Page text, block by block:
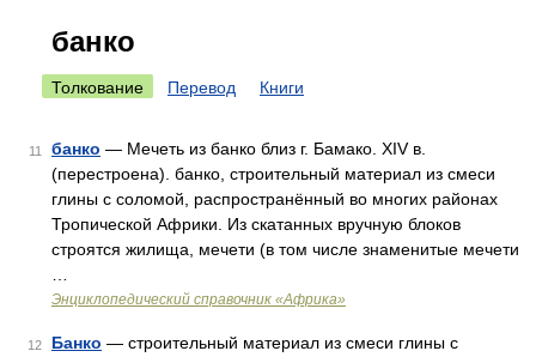
банко
Толкование Перевод Книги
11 банко — Мечеть из банко близ г. Бамако. XIV в.
(перестроена). банко, строительный материал из смеси
глины с соломой, распространённый во многих районах
Тропической Африки. Из скатанных вручную блоков
строятся жилища, мечети (в том числе знаменитые мечети
Энциклопедический справочник «Африка»
12 Банко — строительный материал из смеси глины с